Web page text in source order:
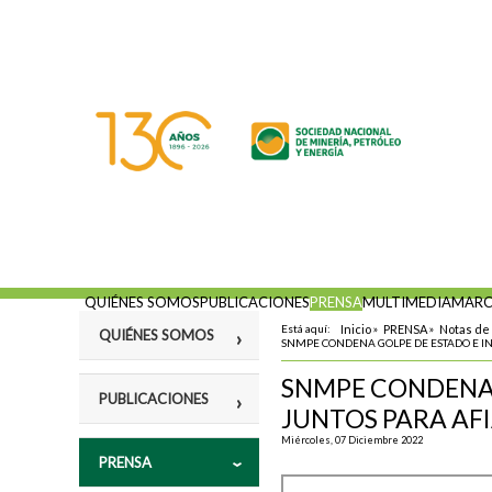
QUIÉNES SOMOSPUBLICACIONESPRENSAMULTIMEDIA
QUIÉNES SOMOS
Fines
Estatutos
PUBLICACIONES
vulneración a los
Derechos
PRENSA
Está aquí: Inicio» PRENSA» Notas de
SNMPE CONDENA GOLPE DE ESTADO E
SNMPE
JUNTOS PARA
Miércoles, 07 Diciembre 2022